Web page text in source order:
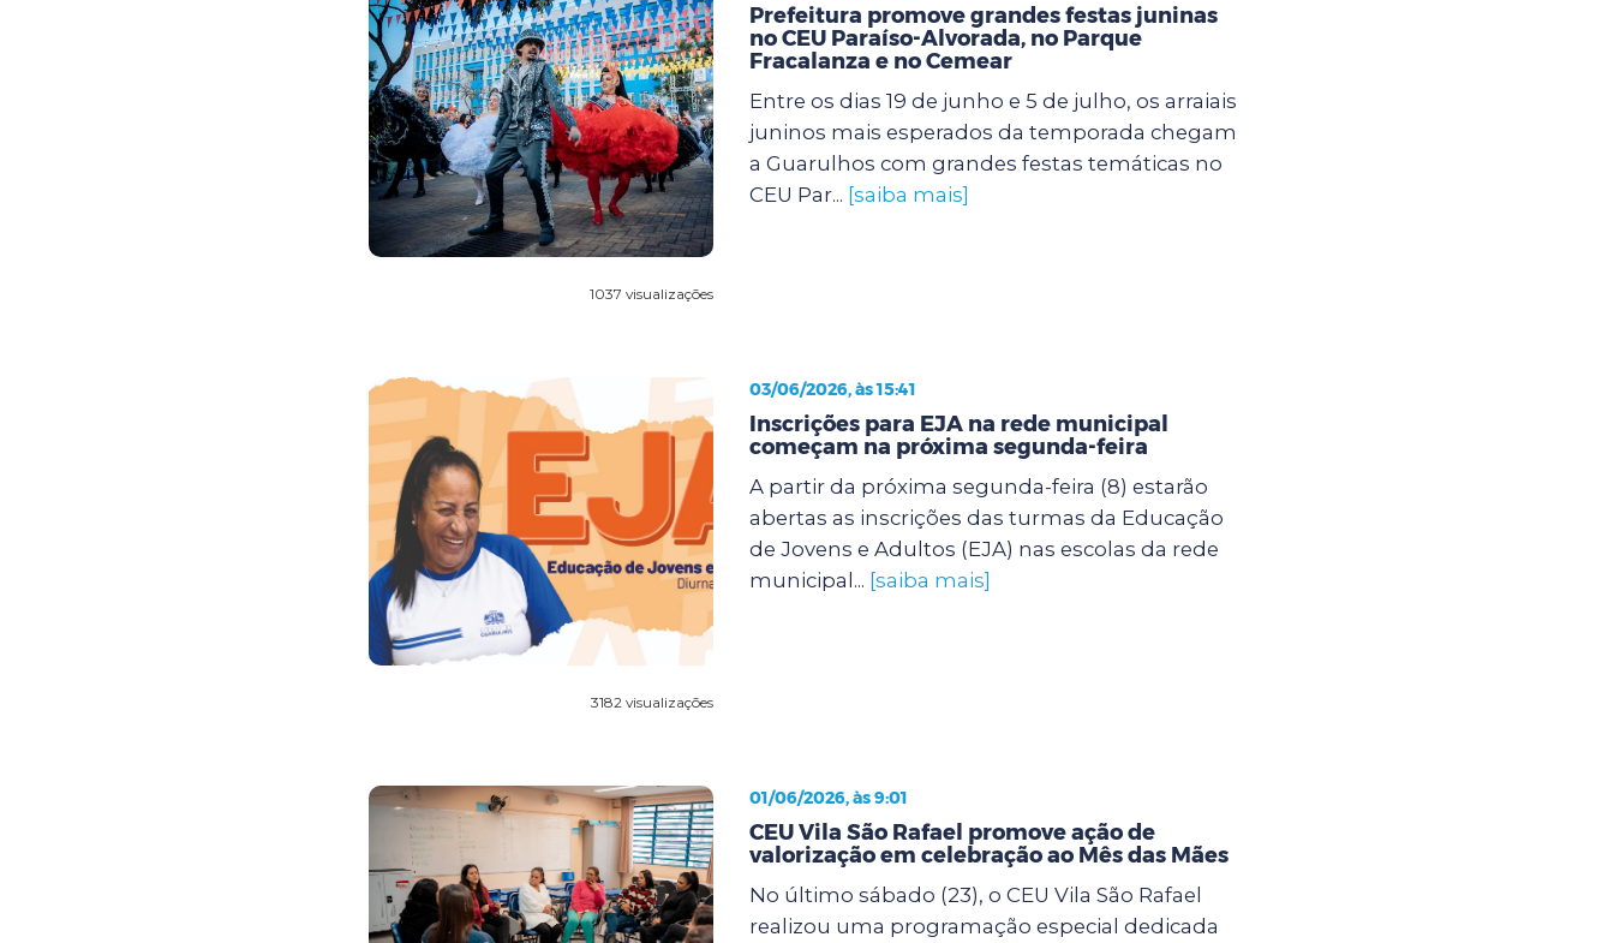
1037 visualizações
Prefeitura promove grandes festas juninas
no CEU Paraíso-Alvorada, no Parque
Fracalanza e no Cemear
Entre os dias 19 de junho e 5 de julho, os arraiais
juninos mais esperados da temporada chegam
a Guarulhos com grandes festas temáticas no
CEU Par... [saiba mais]
3182 visualizações
03/06/2026, às 15:41
Inscrições para EJA na rede municipal
começam na próxima segunda-feira
A partir da próxima segunda-feira (8) estarão
abertas as inscrições das turmas da Educação
de Jovens e Adultos (EJA) nas escolas da rede
municipal... [saiba mais]
01/06/2026, às 9:01
CEU Vila São Rafael promove ação de
valorização em celebração ao Mês das Mães
No último sábado (23), o CEU Vila São Rafael
realizou uma programação especial dedicada